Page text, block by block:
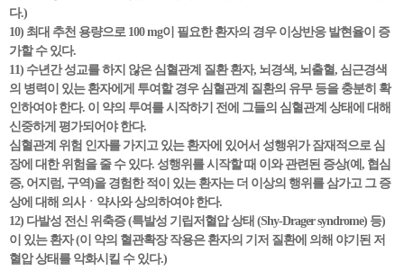
다.)
10) 최대 추천 용량으로 100 mg이 필요한 환자의 경우 이상반응 발현율이 증
가할 수 있다.
11) 수년간 성교를 하지 않은 심혈관계 질환 환자, 뇌경색, 뇌출혈, 심근경색
의 병력이 있는 환자에게 투여할 경우 심혈관계 질환의 유무 등을 충분히 확
인하여야 한다. 이 약의 투여를 시작하기 전에 그들의 심혈관계 상태에 대해
신중하게 평가되어야 한다.
심혈관계 위험 인자를 가지고 있는 환자에 있어서 성행위가 잠재적으로 심
장에 대한 위험을 줄 수 있다. 성행위를 시작할 때 이와 관련된 증상(예, 협심
증, 어지럼, 구역)을 경험한 적이 있는 환자는 더 이상의 행위를 삼가고 그 증
상에 대해 의사ㆍ약사와 상의하여야 한다.
12) 다발성 전신 위축증 (특발성 기립저혈압 상태 (Shy-Drager syndrome) 등)
이 있는 환자 (이 약의 혈관확장 작용은 환자의 기저 질환에 의해 야기된 저
혈압 상태를 악화시킬 수 있다.)